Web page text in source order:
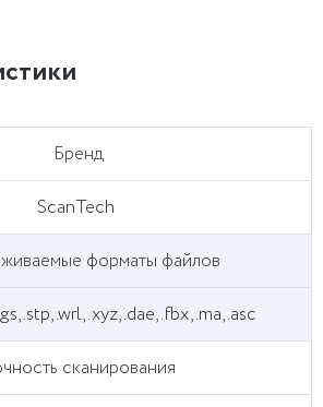
Бренд
ScanTech
форматы файлов
.stp, .wrl, .xyz, .dae, .fbx, .ma, .asc
сканирования